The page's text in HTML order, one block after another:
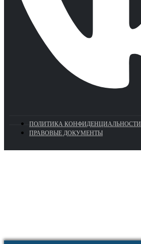
ПОЛИТИКА КОНФИДЕНЦИАЛЬНОСТИ
ПРАВОВЫЕ ДОКУМЕНТЫ